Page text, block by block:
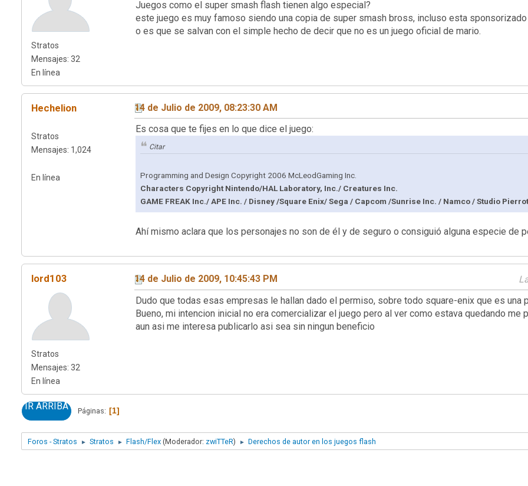
Stratos
Mensajes: 32
En línea
Juegos como el super smash flash tienen algo especial?
este juego es muy famoso siendo una copia de super smash bross, incluso esta
o es que se salvan con el simple hecho de decir que no es un juego oficial de mario.
Hechelion
Stratos
Mensajes: 1,024
En línea
14 de Julio de 2009, 08:23:30 AM
Es cosa que te fijes en lo que dice el juego:
Citar
Programming and Design Copyright 2006 McLeodGaming Inc.
Characters Copyright Nintendo/HAL Laboratory, Inc./ Creatures Inc.
GAME FREAK Inc./ APE Inc. / Disney /Square Enix/ Sega / Capcom /Sunrise Inc. / Namco / Studio
Ahí mismo aclara que los personajes no son de él y de seguro o consiguió alguna especie de
lord103
Stratos
Mensajes: 32
En línea
14 de Julio de 2009, 10:45:43 PM
Dudo que todas esas empresas le hallan dado el permiso, sobre todo square-enix que es una
Bueno, mi intencion inicial no era comercializar el juego pero al ver como estava quedando me
aun asi me interesa publicarlo asi sea sin ningun beneficio
IR ARRIBA Páginas 1
Foros - Stratos ► Stratos ► Flash/Flex (Moderador: zwiTTeR) ► Derechos de autor en los juegos flash